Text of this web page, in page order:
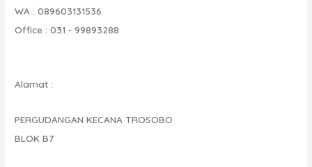
WA : 089603131536
Office : 031 - 99893288
Alamat :
PERGUDANGAN KECANA TROSOBO
BLOK B7